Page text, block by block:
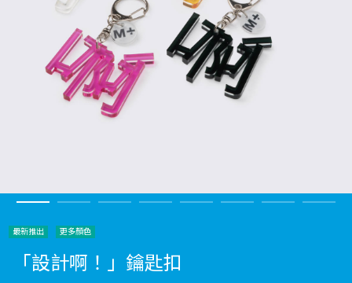
最新推出 更多顏色
「設計啊！」鑰匙扣